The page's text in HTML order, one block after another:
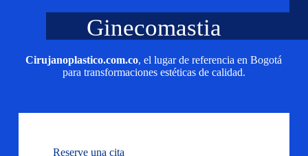
Ginecomastia
Cirujanoplastico.com.co, el lugar de referencia en Bogotá
para transformaciones estéticas de calidad.
Reserve una cita